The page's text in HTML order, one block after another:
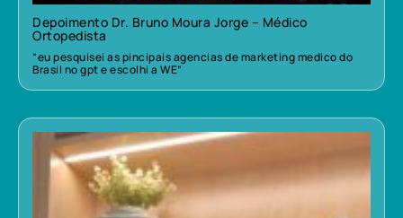
Depoimento Dr. Bruno Moura Jorge – Médico
Ortopedista
“eu pesquisei as pincipais agencias de marketing medico do
Brasil no gpt e escolhi a WE”